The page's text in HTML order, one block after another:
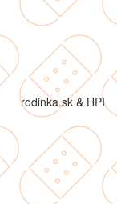
rodinka.sk & HPI